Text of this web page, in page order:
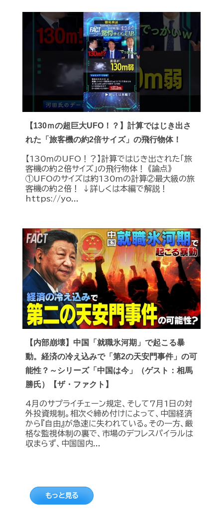
【130ｍの超巨大UFO！？】計算ではじき出さ
れた「旅客機の約2倍サイズ」の飛行物体！
【130ｍのUFO！？】計算ではじき出された「旅
客機の約2倍サイズ」の飛行物体！ 《論点》
①UFOのサイズは約130ｍの計算②最大級の旅
客機の約2倍！ ↓詳しくは本編で解説！
https://yo...
【内部崩壊】中国「就職氷河期」で起こる暴
動。経済の冷え込みで「第2の天安門事件」の可
能性？～シリーズ「中国は今」（ゲスト：相馬
勝氏）【ザ・ファクト】
4月のサプライチェーン規定、そして7月1日の対
外投資規制。相次ぐ締め付けによって、中国経済
から『自由』が急速に失われている。その一方、厳
格な監視体制の裏で、市場のデフレスパイラルは
収まらず、中国国内...
もっと見る